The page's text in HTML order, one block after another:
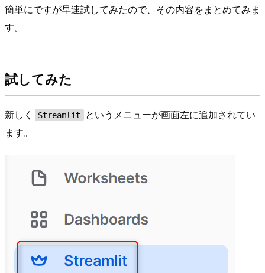
簡単にですが早速試してみたので、その内容をまとめてみま
す。
試してみた
新しく Streamlit
というメニューが画面左に追加されてい
ます。